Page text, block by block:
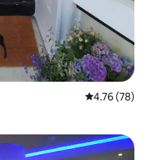
평점 4.76점(5
4.76 (78)